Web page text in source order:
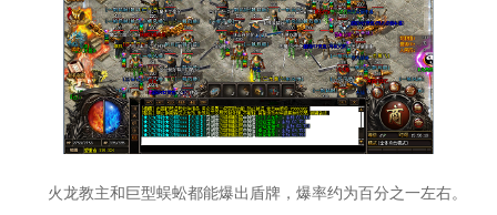
火龙教主和巨型蜈蚣都能爆出盾牌，爆率约为百分之一左右。